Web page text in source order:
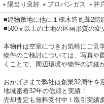
陽当り良好 プロパンガス 井
■建物敷地に他に１棟木造瓦葺2階
■500㎡以上の土地の区画形質の
本物件は空室につきお気軽にご見
物件のご検討については、写真や
くことで、周辺環境や物件の詳細
おかげさまで弊社は創業32周年を
地域密着32年の信頼と実績！
売却査定も無料受付中！取引実績